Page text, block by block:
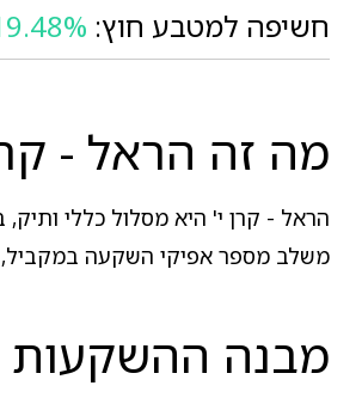
חשיפה למטבע חוץ:
מה זה הראל -
הראל - קרן י' היא מסלול כללי
משלב מספר אפיקי השקעה במקביל,
מבנה ההשקעות